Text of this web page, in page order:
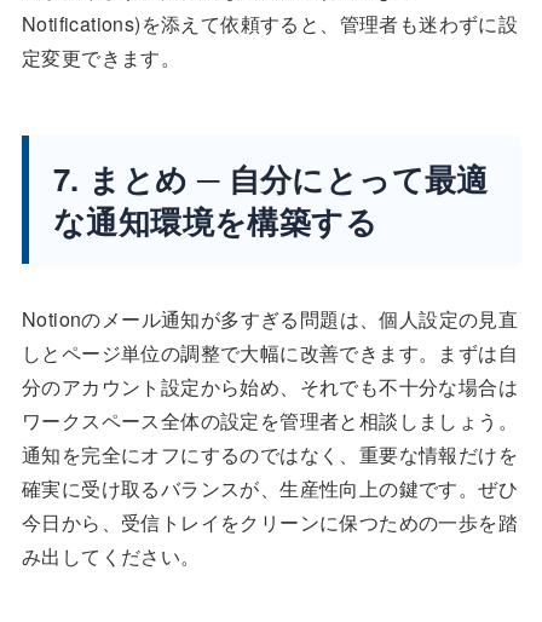
Notifications)を添えて依頼すると、管理者も迷わずに設
定変更できます。
7. まとめ ─ 自分にとって最適
な通知環境を構築する
Notionのメール通知が多すぎる問題は、個人設定の見直
しとページ単位の調整で大幅に改善できます。まずは自
分のアカウント設定から始め、それでも不十分な場合は
ワークスペース全体の設定を管理者と相談しましょう。
通知を完全にオフにするのではなく、重要な情報だけを
確実に受け取るバランスが、生産性向上の鍵です。ぜひ
今日から、受信トレイをクリーンに保つための一歩を踏
み出してください。